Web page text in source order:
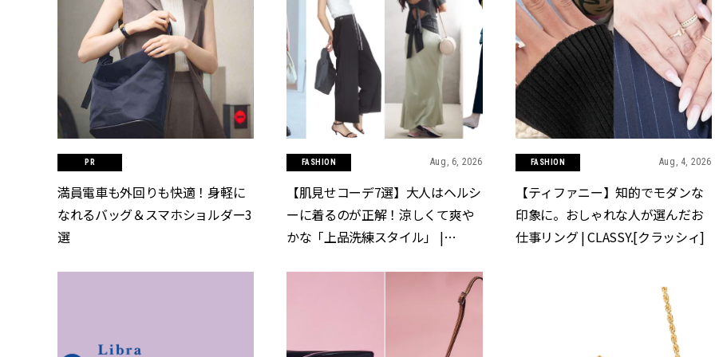
満員電車も外回りも快適！身軽に
なれるバッグ＆スマホショルダー3
選
FASHION Aug, 6, 2026
【肌見せコーデ7選】大人はヘルシ
ーに着るのが正解！涼しくて爽や
かな「上品洗練スタイル」 |
FASHION Aug, 4, 2026
【ティファニー】知的でモダンな
印象に。おしゃれな人が選んだお
仕事リング | CLASSY.[クラッシィ]